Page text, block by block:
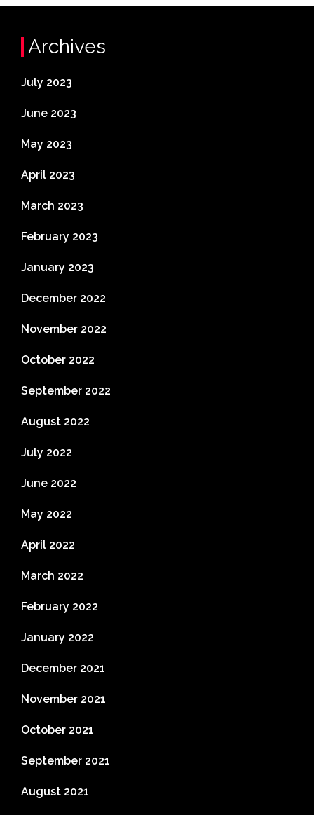
Archives
July 2023
June 2023
May 2023
April 2023
March 2023
February 2023
January 2023
December 2022
November 2022
October 2022
September 2022
August 2022
July 2022
June 2022
May 2022
April 2022
March 2022
February 2022
January 2022
December 2021
November 2021
October 2021
September 2021
August 2021